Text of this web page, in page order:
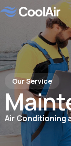
Our Service
Air Conditioning